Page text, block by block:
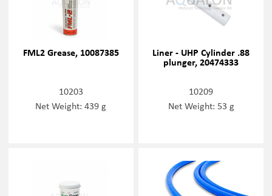
FML2 Grease, 10087385
10203
Net Weight: 439 g
Liner - UHP Cylinder .88
plunger, 20474333
10209
Net Weight: 53 g